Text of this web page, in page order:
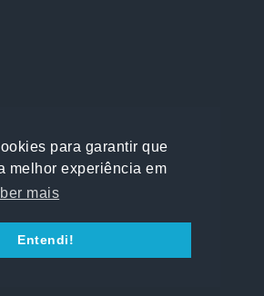
para garantir que
melhor experiência em
mais
Entendi!